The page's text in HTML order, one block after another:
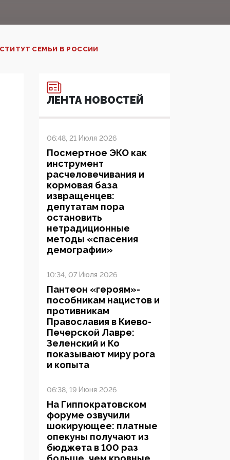
СЕМЬИ В РОССИИ
ЛЕНТА НОВОСТЕЙ
06:48, 21 Июля 2026
Посмертное ЭКО как
инструмент
расчеловечивания и
кормовая база
извращенцев:
депутатам пора
остановить
нетрадиционные
методы «спасения
демографии»
10:34, 07 Июля 2026
Пантеон «героям»-
пособникам нацистов и
противникам
Православия в Киево-
Печерской Лавре:
Зеленский и Ко
показывают миру рога
и копыта
06:38, 19 Июня 2026
На Гиппократовском
форуме озвучили
шокирующее: платные
опекуны получают из
бюджета в 100 раз